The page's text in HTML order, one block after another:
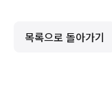
목록으로 돌아가기